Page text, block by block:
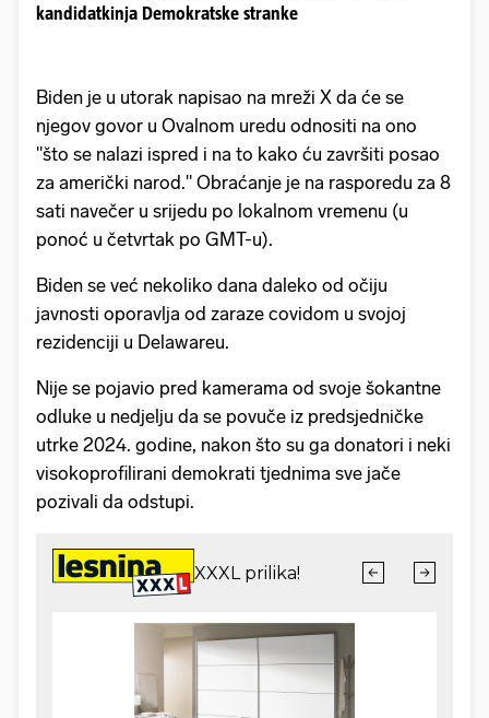
kandidatkinja Demokratske stranke
Biden je u utorak napisao na mreži X da će se
njegov govor u Ovalnom uredu odnositi na ono
"što se nalazi ispred i na to kako ću završiti posao
za američki narod." Obraćanje je na rasporedu za 8
sati navečer u srijedu po lokalnom vremenu (u
ponoć u četvrtak po GMT-u).
Biden se već nekoliko dana daleko od očiju
javnosti oporavlja od zaraze covidom u svojoj
rezidenciji u Delawareu.
Nije se pojavio pred kamerama od svoje šokantne
odluke u nedjelju da se povuče iz predsjedničke
utrke 2024. godine, nakon što su ga donatori i neki
visokoprofilirani demokrati tjednima sve jače
pozivali da odstupi.